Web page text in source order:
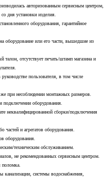
авторизованным сервисным центром,
дня установки изделия.
оборудования, гарантийное
оборудование или его части, вышедшие из
талон, отсутствует печать/штамп магазина и
пользователя, в том числе
при несоблюдении монтажных размеров.
подключении оборудования.
неквалифицированной сборки/подключения
частей и агрегатов оборудования.
оборудования.
техническим обслуживанием.
не рекомендованных сервисным центром.
канализации, системы водоснабжения,